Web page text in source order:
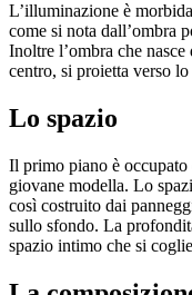
L’illuminazione è
come si nota dall’ombra
Inoltre l’ombra che
centro, si proietta verso
Lo spazio
Il primo piano è occupato
giovane modella. Lo
così costruito dai
sullo sfondo. La
spazio intimo che si